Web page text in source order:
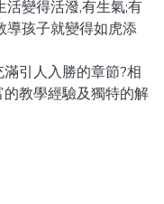
活變得活潑,有生氣;有
導孩子就變得如虎添
引人入勝的章節?相
教學經驗及獨特的解